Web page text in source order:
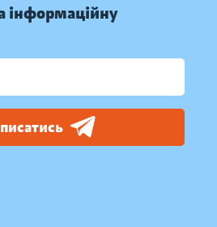
інформаційну